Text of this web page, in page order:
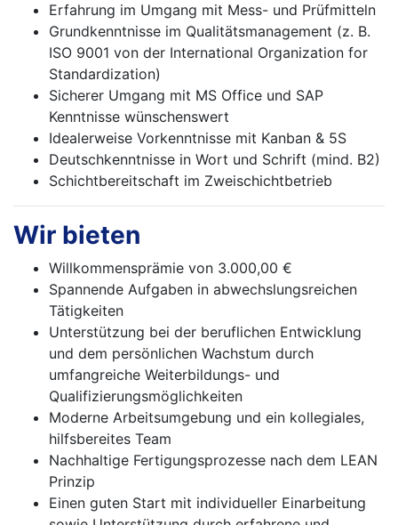
Erfahrung im Umgang mit Mess- und Prüfmitteln
Grundkenntnisse im Qualitätsmanagement (z. B.
ISO 9001 von der International Organization for
Standardization)
Sicherer Umgang mit MS Office und SAP
Kenntnisse wünschenswert
Idealerweise Vorkenntnisse mit Kanban & 5S
Deutschkenntnisse in Wort und Schrift (mind. B2)
Schichtbereitschaft im Zweischichtbetrieb
Wir bieten
Willkommensprämie von 3.000,00 €
Spannende Aufgaben in abwechslungsreichen
Tätigkeiten
Unterstützung bei der beruflichen Entwicklung
und dem persönlichen Wachstum durch
umfangreiche Weiterbildungs- und
Qualifizierungsmöglichkeiten
Moderne Arbeitsumgebung und ein kollegiales,
hilfsbereites Team
Nachhaltige Fertigungsprozesse nach dem LEAN
Prinzip
Einen guten Start mit individueller Einarbeitung